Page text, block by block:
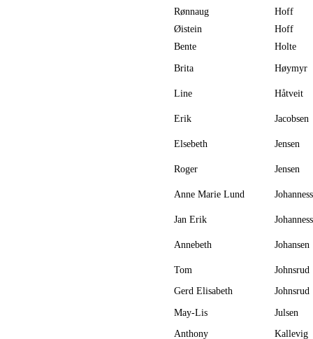
Rønnaug
Hoff
Øistein
Hoff
Bente
Holte
Brita Høymyr
Line Håtveit
Erik Jacobsen
Elsebeth Jensen
Roger Jensen
Anne Marie Lund
Jan Erik
Annebeth Johansen
Tom
Johnsrud
Gerd Elisabeth
Johnsrud
May-Lis
Julsen
Anthony
Kallevig